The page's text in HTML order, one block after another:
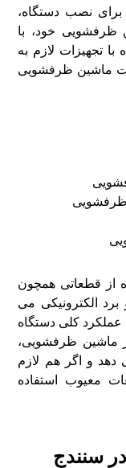
برای نصب دستگاه،
ظرفشویی خود، با
تجهیزات لازم به
ماشین ظرفشویی
قطعاتی همچون
برد الکترونیکی می
کلی دستگاه
ماشین ظرفشویی،
دهد و اگر هم لازم
معیوب استفاده
سنندج